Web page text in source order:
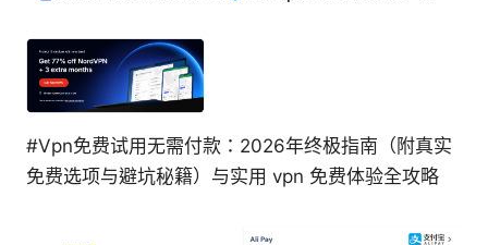
#Vpn免费试用无需付款：2026年终极指南（附真实
免费选项与避坑秘籍）与实用 vpn 免费体验全攻略